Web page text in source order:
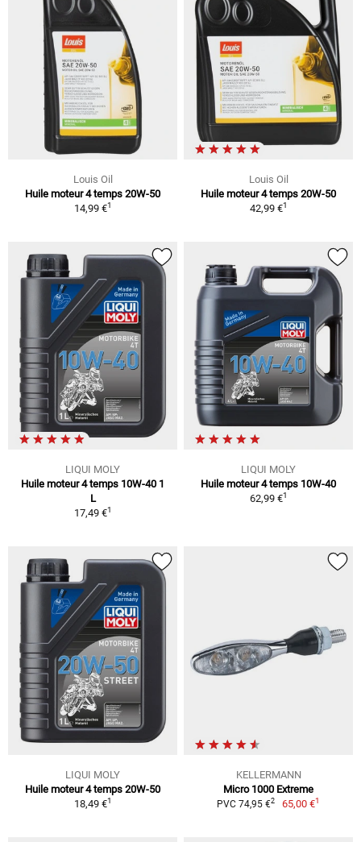
Louis Oil
Huile moteur 4 temps 20W-50
14,99 €1
Louis Oil
Huile moteur 4 temps 20W-50
42,99 €1
LIQUI MOLY
Huile moteur 4 temps 10W-40 1
L
17,49 €1
LIQUI MOLY
Huile moteur 4 temps 10W-40
62,99 €1
LIQUI MOLY
Huile moteur 4 temps 20W-50
18,49 €1
KELLERMANN
Micro 1000 Extreme
PVC 74,95 €2 65,00 €1